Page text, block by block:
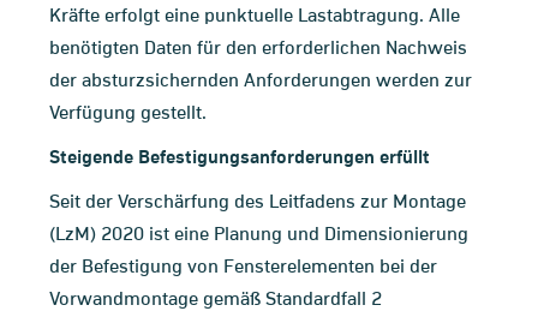
Kräfte erfolgt eine punktuelle Lastabtragung. Alle
benötigten Daten für den erforderlichen Nachweis
der absturzsichernden Anforderungen werden zur
Verfügung gestellt.
Steigende Befestigungsanforderungen erfüllt
Seit der Verschärfung des Leitfadens zur Montage
(LzM) 2020 ist eine Planung und Dimensionierung
der Befestigung von Fensterelementen bei der
Vorwandmontage gemäß Standardfall 2